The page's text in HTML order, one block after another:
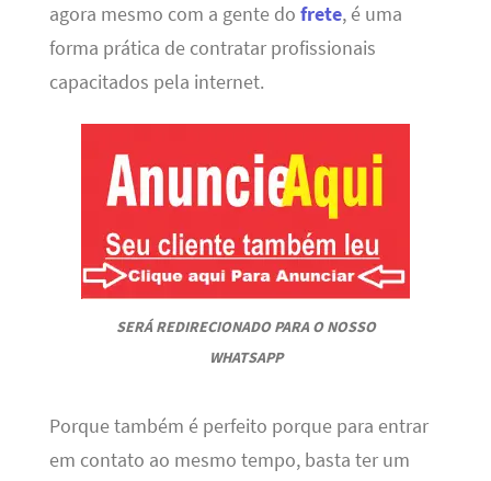
agora mesmo com a gente do frete, é uma
forma prática de contratar profissionais
capacitados pela internet.
SERÁ REDIRECIONADO PARA O NOSSO
WHATSAPP
Porque também é perfeito porque para entrar
em contato ao mesmo tempo, basta ter um